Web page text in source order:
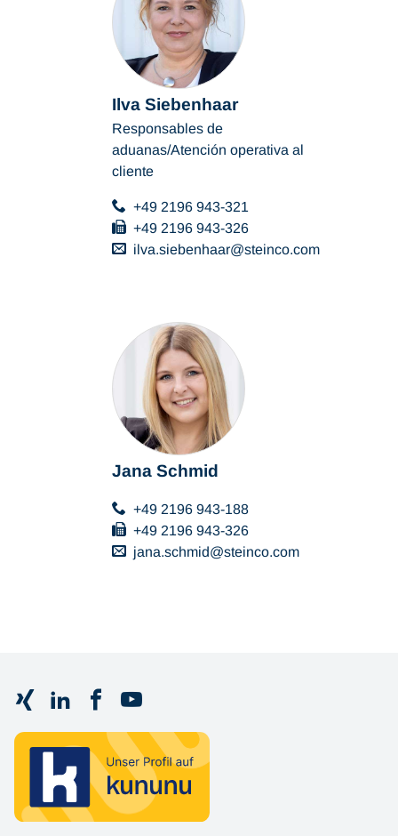
Ilva Siebenhaar
Responsables de
aduanas/Atención operativa al
cliente
+49 2196 943-321
+49 2196 943-326
ilva.siebenhaar
steinco com
Jana Schmid
+49 2196 943-188
+49 2196 943-326
jana.schmid
steinco com